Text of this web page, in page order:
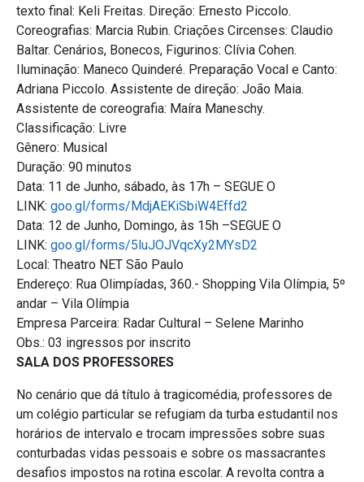
texto final: Keli Freitas. Direção: Ernesto Piccolo.
Coreografias: Marcia Rubin. Criações Circenses: Claudio
Baltar. Cenários, Bonecos, Figurinos: Clívia Cohen.
Iluminação: Maneco Quinderé. Preparação Vocal e Canto:
Adriana Piccolo. Assistente de direção: João Maia.
Assistente de coreografia: Maíra Maneschy.
Classificação: Livre
Gênero: Musical
Duração: 90 minutos
Data: 11 de Junho, sábado, às 17h – SEGUE O
LINK: goo.gl/forms/MdjAEKiSbiW4Effd2
Data: 12 de Junho, Domingo, às 15h –SEGUE O
LINK: goo.gl/forms/5luJOJVqcXy2MYsD2
Local: Theatro NET São Paulo
Endereço: Rua Olimpíadas, 360.- Shopping Vila Olímpia, 5º
andar – Vila Olímpia
Empresa Parceira: Radar Cultural – Selene Marinho
Obs.: 03 ingressos por inscrito
SALA DOS PROFESSORES
No cenário que dá título à tragicomédia, professores de
um colégio particular se refugiam da turba estudantil nos
horários de intervalo e trocam impressões sobre suas
conturbadas vidas pessoais e sobre os massacrantes
desafios impostos na rotina escolar. A revolta contra a